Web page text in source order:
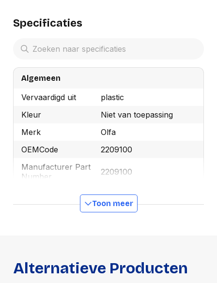
Specificaties
Algemeen
Vervaardigd uit
plastic
Kleur
Niet van toepassing
Merk
Olfa
OEMCode
2209100
Manufacturer Part
Number
2209100
18 mm
091511200195
Breedte
27 mm
Toon meer
Alternatieve Producten